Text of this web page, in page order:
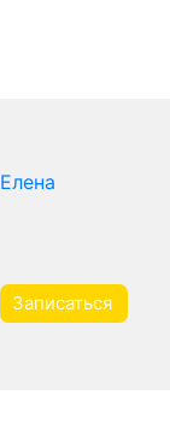
Елена
Записаться